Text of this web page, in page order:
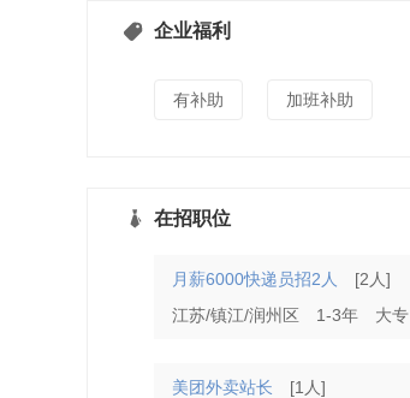
企业福利
有补助 加班补助
在招职位
月薪6000快递员招2人 [2人]
江苏/镇江/润州区
1-3年 大专
美团外卖站长 [1人]